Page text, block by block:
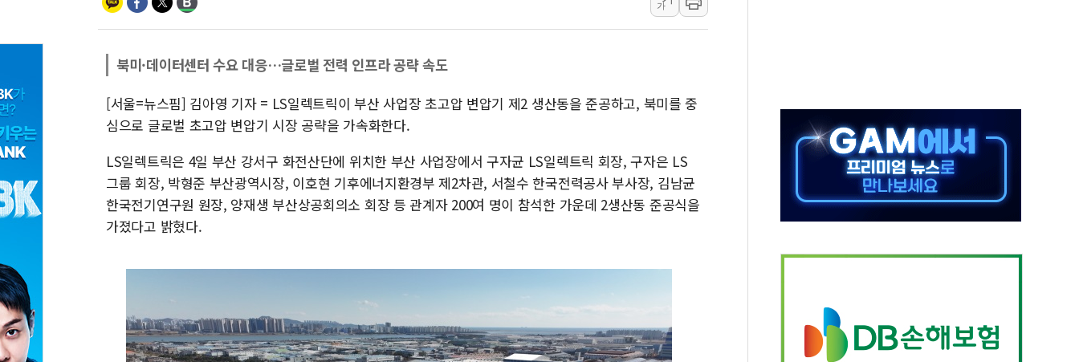
푸본현대생명, 육군 3군단과 군 장병 금융교육·전역 지원 협약
1순위보다 낮은 특별공급 경쟁률… 실수요자 관심
컴투스 '제우스: 오만의 신' 26일 출시, 유저의 캐릭터가 AI로 플레이한다
가
북미·데이터센터 수요 대응…글로벌 전력 인프라 공략 속도
[서울=뉴스핌] 김아영 기자 = LS일렉트릭이 부산 사업장 초고압 변압기 제2 생산동을 준공하고, 북미를 중
심으로 글로벌 초고압 변압기 시장 공략을 가속화한다.
LS일렉트릭은 4일 부산 강서구 화전산단에 위치한 부산 사업장에서 구자균 LS일렉트릭 회장, 구자은 LS
그룹 회장, 박형준 부산광역시장, 이호현 기후에너지환경부 제2차관, 서철수 한국전력공사 부사장, 김남균
한국전기연구원 원장, 양재생 부산상공회의소 회장 등 관계자 200여 명이 참석한 가운데 2생산동 준공식을
가졌다고 밝혔다.